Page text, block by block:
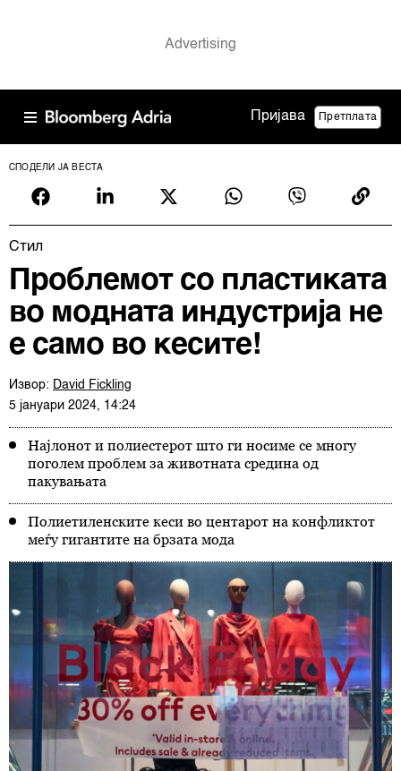
Пријава Претплата
СПОДЕЛИ ЈА ВЕСТА
Cтил
Проблемот со пластиката
во модната индустрија не
е само во кесите!
Извор: David Fickling
5 јануари 2024, 14:24
Најлонот и полиестерот што ги носиме се многу
поголем проблем за животната средина од
пакувањата
Полиетиленските кеси во центарот на конфликтот
меѓу гигантите на брзата мода